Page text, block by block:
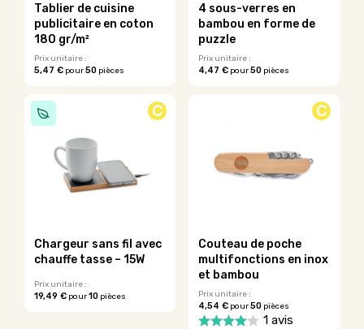
la
du
produit
Tablier de cuisine
publicitaire en coton
180 gr/m²
Prix unitaire :
5,47 € pour50 pièces
produit
a
plusieurs
variations.
options
peuvent
sur
la
du
produit
4 sous-verres en
bambou en forme de
puzzle
Prix unitaire :
4,47 €pour50pièces
Les
options
sur
page
produit
C
Chargeur sans fil avec
chauffe tasse – 15W
Prix unitaire :
19,49 € pour10 pièces
C
Couteau de poche
multifonctions en inox
et bambou
Prix unitaire :
4,54 €pour50pièces
1 avis